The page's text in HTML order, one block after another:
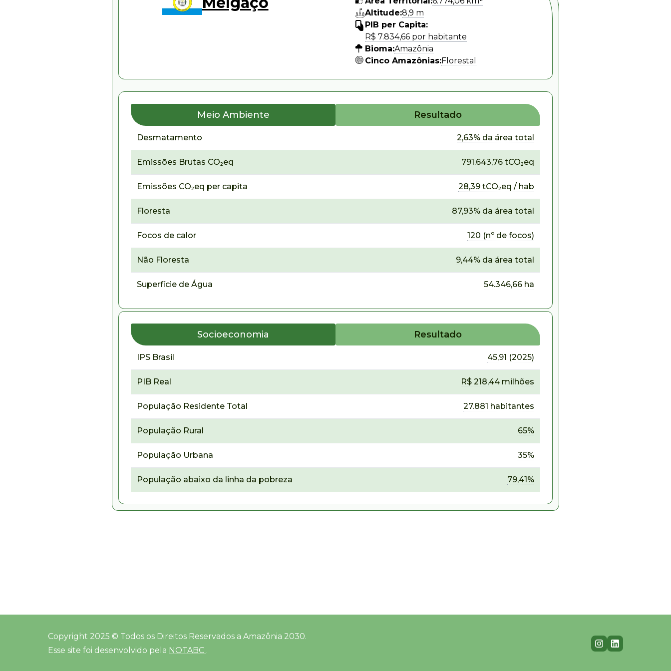
Altitude:8,9 m
PIB per Capita:
R$ 7.834,66 por habitante
Bioma:Amazônia
Cinco Amazônias:Florestal
Meio Ambiente Resultado
Desmatamento 2,63% da área total
Emissões Brutas CO₂eq 791.643,76 tCO₂eq
Emissões CO₂eq per capita 28,39 tCO₂eq / hab
Floresta 87,93% da área total
Focos de calor 120 (nº de focos)
Não Floresta 9,44% da área total
Superfície de Água 54.346,66 ha
Socioeconomia Resultado
IPS Brasil 45,91 (2025)
PIB Real R$ 218,44 milhões
População Residente Total 27.881 habitantes
População Rural 65%
População Urbana 35%
População abaixo da linha da pobreza 79,41%
Copyright 2025 © Todos os Direitos Reservados a Amazônia 2030.
Esse site foi desenvolvido pela NOTABC .